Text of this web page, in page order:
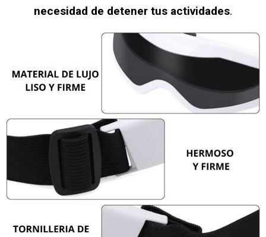
necesidad de detener tus actividades.